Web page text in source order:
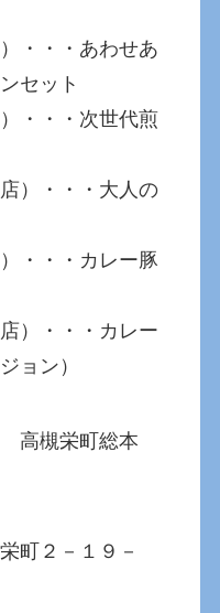
・・・あわせあ
セット
・・・次世代煎
）・・・大人の
・・・カレー豚
）・・・カレー
ョン）
高槻栄町総本
２－１９－